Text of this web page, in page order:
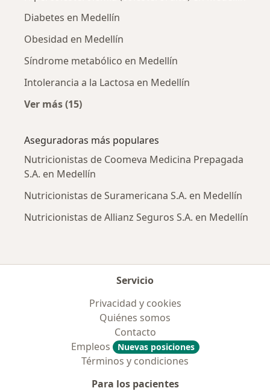
Diabetes en Medellín
Obesidad en Medellín
Síndrome metabólico en Medellín
Intolerancia a la Lactosa en Medellín
Ver más (15)
Aseguradoras más populares
Nutricionistas de Coomeva Medicina Prepagada
S.A. en Medellín
Nutricionistas de Suramericana S.A. en Medellín
Nutricionistas de Allianz Seguros S.A. en Medellín
Servicio
Privacidad y cookies
Quiénes somos
Contacto
Empleos
Nuevas posiciones
Términos y condiciones
Para los pacientes